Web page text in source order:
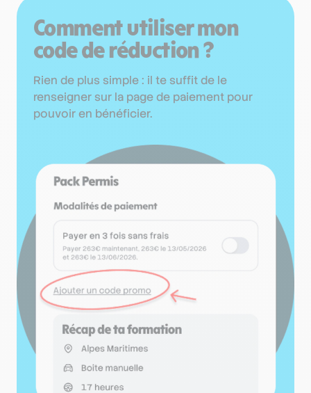
Comment utiliser mon
code de réduction ?
Rien de plus simple : il te suffit de le
renseigner sur la page de paiement pour
pouvoir en bénéficier.